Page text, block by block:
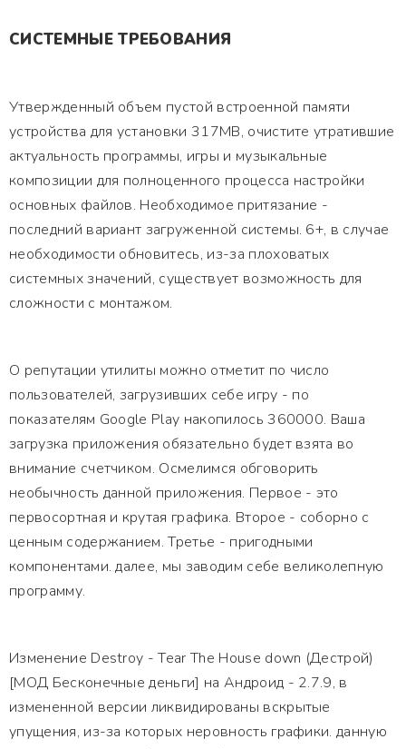
СИСТЕМНЫЕ ТРЕБОВАНИЯ
Утвержденный объем пустой встроенной памяти
устройства для установки 317MB, очистите утратившие
актуальность программы, игры и музыкальные
композиции для полноценного процесса настройки
основных файлов. Необходимое притязание -
последний вариант загруженной системы. 6+, в случае
необходимости обновитесь, из-за плоховатых
системных значений, существует возможность для
сложности с монтажом.
О репутации утилиты можно отметит по число
пользователей, загрузивших себе игру - по
показателям Google Play накопилось 360000. Ваша
загрузка приложения обязательно будет взята во
внимание счетчиком. Осмелимся обговорить
необычность данной приложения. Первое - это
первосортная и крутая графика. Второе - соборно с
ценным содержанием. Третье - пригодными
компонентами. далее, мы заводим себе великолепную
программу.
Изменение Destroy - Tear The House down (Дестрой)
[МОД Бесконечные деньги] на Андроид - 2.7.9, в
измененной версии ликвидированы вскрытые
упущения, из-за которых неровность графики. данную